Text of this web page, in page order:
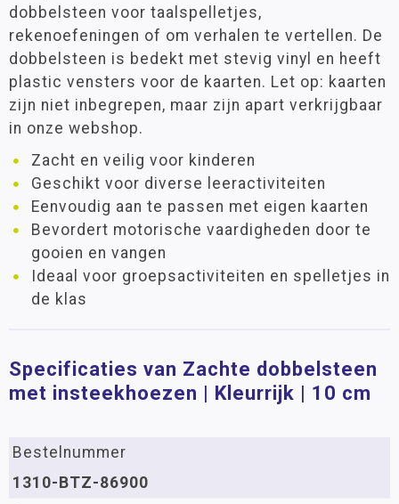
dobbelsteen voor taalspelletjes,
rekenoefeningen of om verhalen te vertellen. De
dobbelsteen is bedekt met stevig vinyl en heeft
plastic vensters voor de kaarten. Let op: kaarten
zijn niet inbegrepen, maar zijn apart verkrijgbaar
in onze webshop.
Zacht en veilig voor kinderen
Geschikt voor diverse leeractiviteiten
Eenvoudig aan te passen met eigen kaarten
Bevordert motorische vaardigheden door te
gooien en vangen
Ideaal voor groepsactiviteiten en spelletjes in
de klas
Specificaties van Zachte dobbelsteen
met insteekhoezen | Kleurrijk | 10 cm
Bestelnummer
1310-BTZ-86900